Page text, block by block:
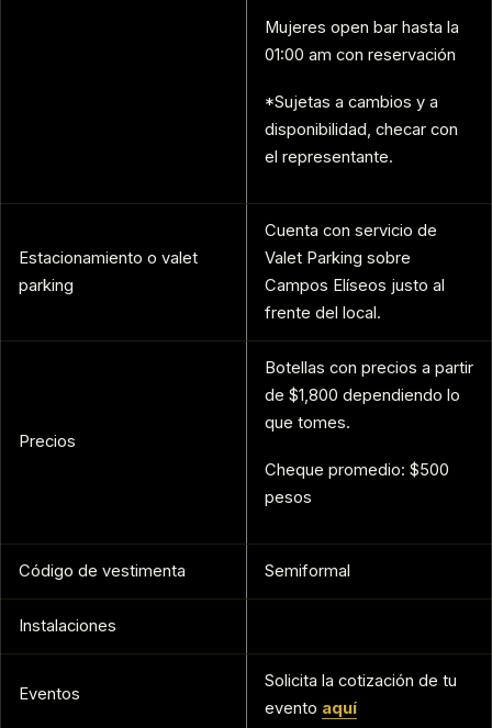
Mujeres open bar hasta la
01:00 am con reservación
*Sujetas a cambios y a
disponibilidad, checar con
el representante.
Estacionamiento o valet
parking
Cuenta con servicio de
Valet Parking sobre
Campos Elíseos justo al
frente del local.
Precios
Botellas con precios a partir
de $1,800 dependiendo lo
que tomes.
Cheque promedio: $500
pesos
Código de vestimenta Semiformal
Instalaciones
Eventos
Solicita la cotización de tu
evento aquí